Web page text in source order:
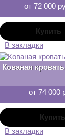
от 72 000
В закладки
Кованая
от 74 000
В закладки